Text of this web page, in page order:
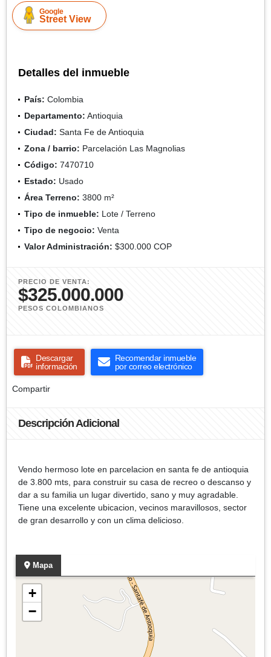
Google
Street View
Detalles del inmueble
País: Colombia
Departamento: Antioquia
Ciudad: Santa Fe de Antioquia
Zona / barrio: Parcelación Las Magnolias
Código: 7470710
Estado: Usado
Área Terreno: 3800 m²
Tipo de inmueble: Lote / Terreno
Tipo de negocio: Venta
Valor Administración: $300.000 COP
PRECIO DE VENTA:
$325.000.000
PESOS COLOMBIANOS
Descargar
información
Recomendar inmueble
por correo electrónico
Compartir
Descripción Adicional
Vendo hermoso lote en parcelacion en santa fe de antioquia
de 3.800 mts, para construir su casa de recreo o descanso y
dar a su familia un lugar divertido, sano y muy agradable.
Tiene una excelente ubicacion, vecinos maravillosos, sector
de gran desarrollo y con un clima delicioso.
Mapa
+
−